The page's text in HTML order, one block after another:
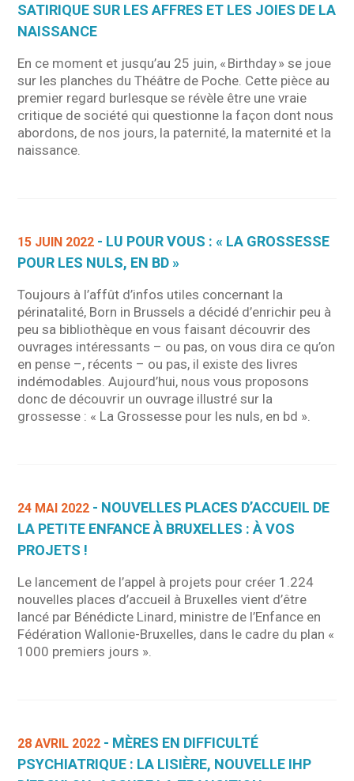
SATIRIQUE SUR LES AFFRES ET LES JOIES DE LA
NAISSANCE
En ce moment et jusqu’au 25 juin, « Birthday » se joue
sur les planches du Théâtre de Poche. Cette pièce au
premier regard burlesque se révèle être une vraie
critique de société qui questionne la façon dont nous
abordons, de nos jours, la paternité, la maternité et la
naissance.
15 JUIN 2022 - LU POUR VOUS : « LA GROSSESSE
POUR LES NULS, EN BD »
Toujours à l’affût d’infos utiles concernant la
périnatalité, Born in Brussels a décidé d’enrichir peu à
peu sa bibliothèque en vous faisant découvrir des
ouvrages intéressants – ou pas, on vous dira ce qu’on
en pense –, récents – ou pas, il existe des livres
indémodables. Aujourd’hui, nous vous proposons
donc de découvrir un ouvrage illustré sur la
grossesse : « La Grossesse pour les nuls, en bd ».
24 MAI 2022 - NOUVELLES PLACES D’ACCUEIL DE
LA PETITE ENFANCE À BRUXELLES : À VOS
PROJETS !
Le lancement de l’appel à projets pour créer 1.224
nouvelles places d’accueil à Bruxelles vient d’être
lancé par Bénédicte Linard, ministre de l’Enfance en
Fédération Wallonie-Bruxelles, dans le cadre du plan «
1000 premiers jours ».
28 AVRIL 2022 - MÈRES EN DIFFICULTÉ
PSYCHIATRIQUE : LA LISIÈRE, NOUVELLE IHP